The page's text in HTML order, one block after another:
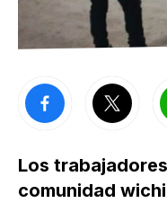
Los
comunidad